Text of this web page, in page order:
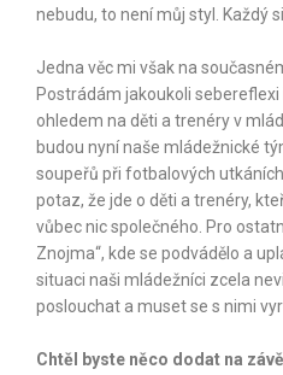
nebudu, to není můj styl. Každý
Jedna věc mi však na
Postrádám jakoukoli
ohledem na děti a trenéry v
budou nyní naše mládežnické
soupeřů při fotbalových
potaz, že jde o děti a trenéry,
vůbec nic společného. Pro
Znojma“, kde se podvádělo a
situaci naši mládežníci zcela
poslouchat a muset se s nimi
Chtěl byste něco dodat na